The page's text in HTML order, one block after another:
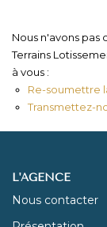
Budget max
Nous n'avons pas
Terrains
à vous :
Re-soumettre
Transmettez-
L'AGENCE
Nous contacter